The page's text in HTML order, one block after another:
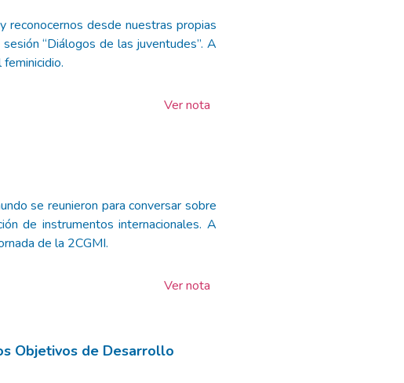
reconocernos desde nuestras propias
“Diálogos de las juventudes”. A
Ver nota
se reunieron para conversar sobre
de instrumentos internacionales. A
de la 2CGMI.
Ver nota
Objetivos de Desarrollo